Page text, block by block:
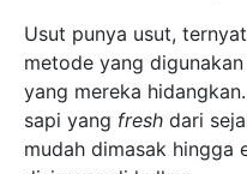
Usut punya usut,
metode yang
yang mereka
sapi yang fresh dari
mudah dimasak hingga